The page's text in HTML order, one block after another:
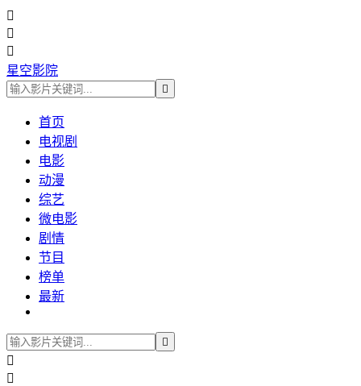



星空影院

首页
电视剧
电影
动漫
综艺
微电影
剧情
节目
榜单
最新


